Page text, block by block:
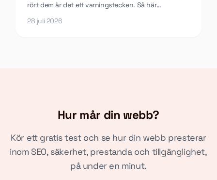
rört dem är det ett varningstecken. Så här
28 juli 2026
Hur mår din webb?
Kör ett gratis test och se hur din webb presterar
inom SEO, säkerhet, prestanda och tillgänglighet,
på under en minut.